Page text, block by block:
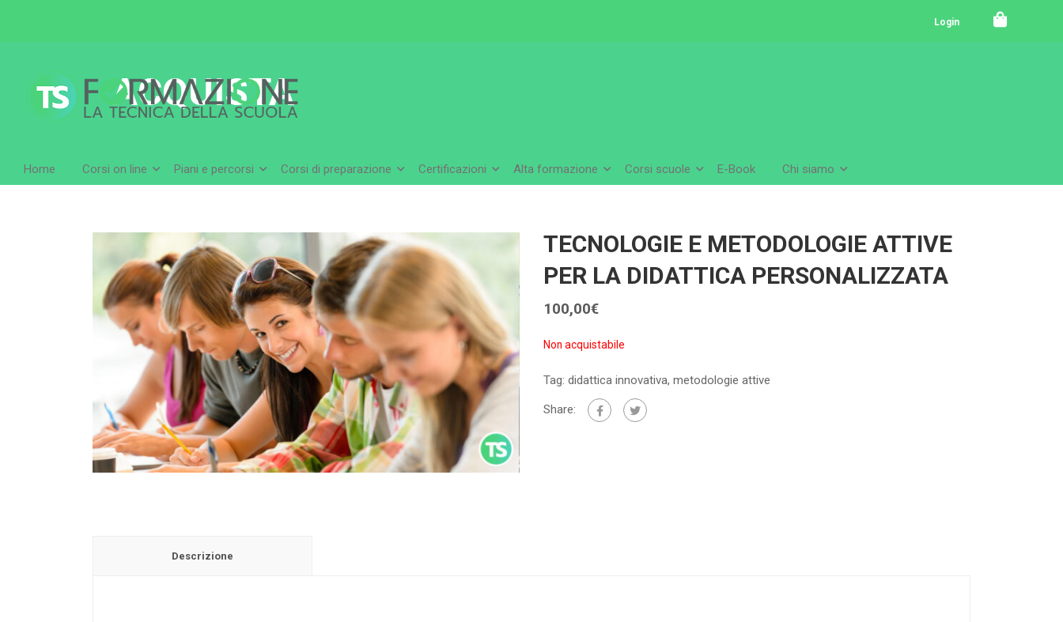
Login
Home Corsi on line Piani e percorsi Corsi di preparazione Certificazioni Alta formazione Corsi scuole E-Book Chi siamo
ACQUISTA
TECNOLOGIE E METODOLOGIE ATTIVE
PER LA DIDATTICA PERSONALIZZATA
100,00€
Non acquistabile
Tag: didattica innovativa, metodologie attive
Share:
Descrizione